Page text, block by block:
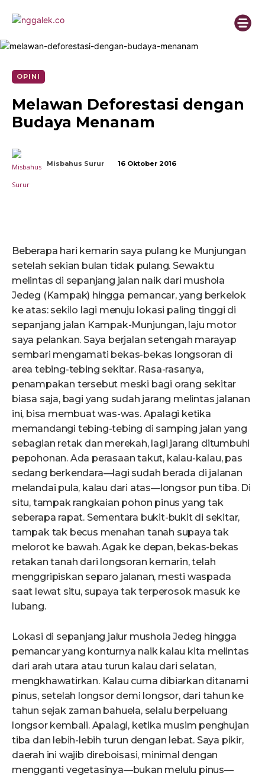
OPINI
Melawan Deforestasi dengan
Budaya Menanam
Misbahus Surur 16 Oktober 2016
Beberapa hari kemarin saya pulang ke Munjungan
setelah sekian bulan tidak pulang. Sewaktu
melintas di sepanjang jalan naik dari mushola
Jedeg (Kampak) hingga pemancar, yang berkelok
ke atas: sekilo lagi menuju lokasi paling tinggi di
sepanjang jalan Kampak-Munjungan, laju motor
saya pelankan. Saya berjalan setengah marayap
sembari mengamati bekas-bekas longsoran di
area tebing-tebing sekitar. Rasa-rasanya,
penampakan tersebut meski bagi orang sekitar
biasa saja, bagi yang sudah jarang melintas jalanan
ini, bisa membuat was-was. Apalagi ketika
memandangi tebing-tebing di samping jalan yang
sebagian retak dan merekah, lagi jarang ditumbuhi
pepohonan. Ada perasaan takut, kalau-kalau, pas
sedang berkendara—lagi sudah berada di jalanan
melandai pula, kalau dari atas—longsor pun tiba. Di
situ, tampak rangkaian pohon pinus yang tak
seberapa rapat. Sementara bukit-bukit di sekitar,
tampak tak becus menahan tanah supaya tak
melorot ke bawah. Agak ke depan, bekas-bekas
retakan tanah dari longsoran kemarin, telah
menggripiskan separo jalanan, mesti waspada
saat lewat situ, supaya tak terperosok masuk ke
lubang.
Lokasi di sepanjang jalur mushola Jedeg hingga
pemancar yang konturnya naik kalau kita melintas
dari arah utara atau turun kalau dari selatan,
mengkhawatirkan. Kalau cuma dibiarkan ditanami
pinus, setelah longsor demi longsor, dari tahun ke
tahun sejak zaman bahuela, selalu berpeluang
longsor kembali. Apalagi, ketika musim penghujan
tiba dan lebih-lebih turun dengan lebat. Saya pikir,
daerah ini wajib direboisasi, minimal dengan
mengganti vegetasinya—bukan melulu pinus—